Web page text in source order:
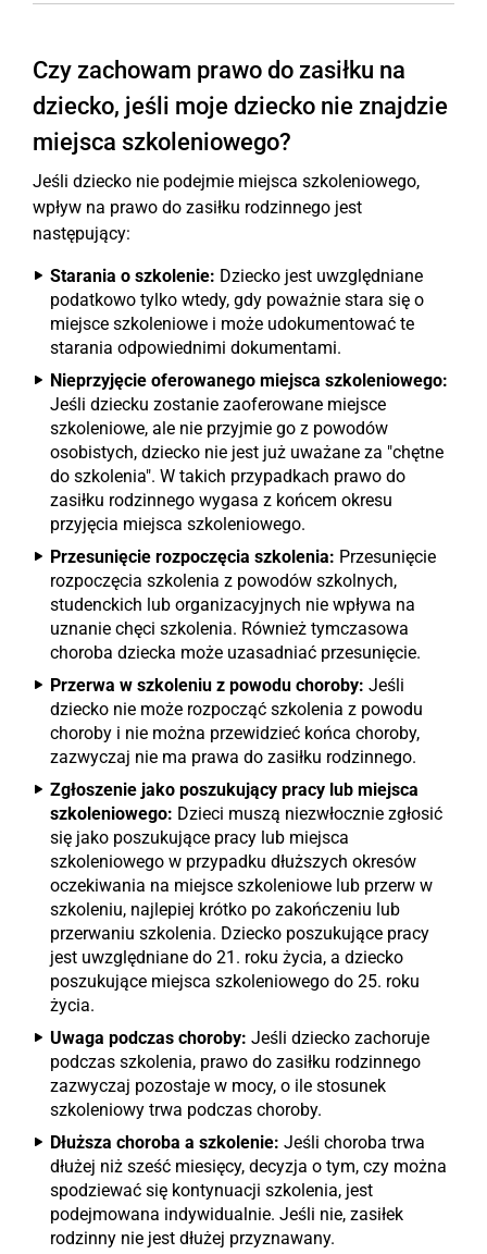
Czy zachowam prawo do zasiłku na
dziecko, jeśli moje dziecko nie znajdzie
miejsca szkoleniowego?
Jeśli dziecko nie podejmie miejsca szkoleniowego,
wpływ na prawo do zasiłku rodzinnego jest
następujący:
Starania o szkolenie: Dziecko jest uwzględniane
podatkowo tylko wtedy, gdy poważnie stara się o
miejsce szkoleniowe i może udokumentować te
starania odpowiednimi dokumentami.
Nieprzyjęcie oferowanego miejsca szkoleniowego:
Jeśli dziecku zostanie zaoferowane miejsce
szkoleniowe, ale nie przyjmie go z powodów
osobistych, dziecko nie jest już uważane za "chętne
do szkolenia". W takich przypadkach prawo do
zasiłku rodzinnego wygasa z końcem okresu
przyjęcia miejsca szkoleniowego.
Przesunięcie rozpoczęcia szkolenia: Przesunięcie
rozpoczęcia szkolenia z powodów szkolnych,
studenckich lub organizacyjnych nie wpływa na
uznanie chęci szkolenia. Również tymczasowa
choroba dziecka może uzasadniać przesunięcie.
Przerwa w szkoleniu z powodu choroby: Jeśli
dziecko nie może rozpocząć szkolenia z powodu
choroby i nie można przewidzieć końca choroby,
zazwyczaj nie ma prawa do zasiłku rodzinnego.
Zgłoszenie jako poszukujący pracy lub miejsca
szkoleniowego: Dzieci muszą niezwłocznie zgłosić
się jako poszukujące pracy lub miejsca
szkoleniowego w przypadku dłuższych okresów
oczekiwania na miejsce szkoleniowe lub przerw w
szkoleniu, najlepiej krótko po zakończeniu lub
przerwaniu szkolenia. Dziecko poszukujące pracy
jest uwzględniane do 21. roku życia, a dziecko
poszukujące miejsca szkoleniowego do 25. roku
życia.
Uwaga podczas choroby: Jeśli dziecko zachoruje
podczas szkolenia, prawo do zasiłku rodzinnego
zazwyczaj pozostaje w mocy, o ile stosunek
szkoleniowy trwa podczas choroby.
Dłuższa choroba a szkolenie: Jeśli choroba trwa
dłużej niż sześć miesięcy, decyzja o tym, czy można
spodziewać się kontynuacji szkolenia, jest
podejmowana indywidualnie. Jeśli nie, zasiłek
rodzinny nie jest dłużej przyznawany.